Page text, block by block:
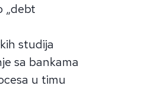
„debt
studija
sa bankama
u timu